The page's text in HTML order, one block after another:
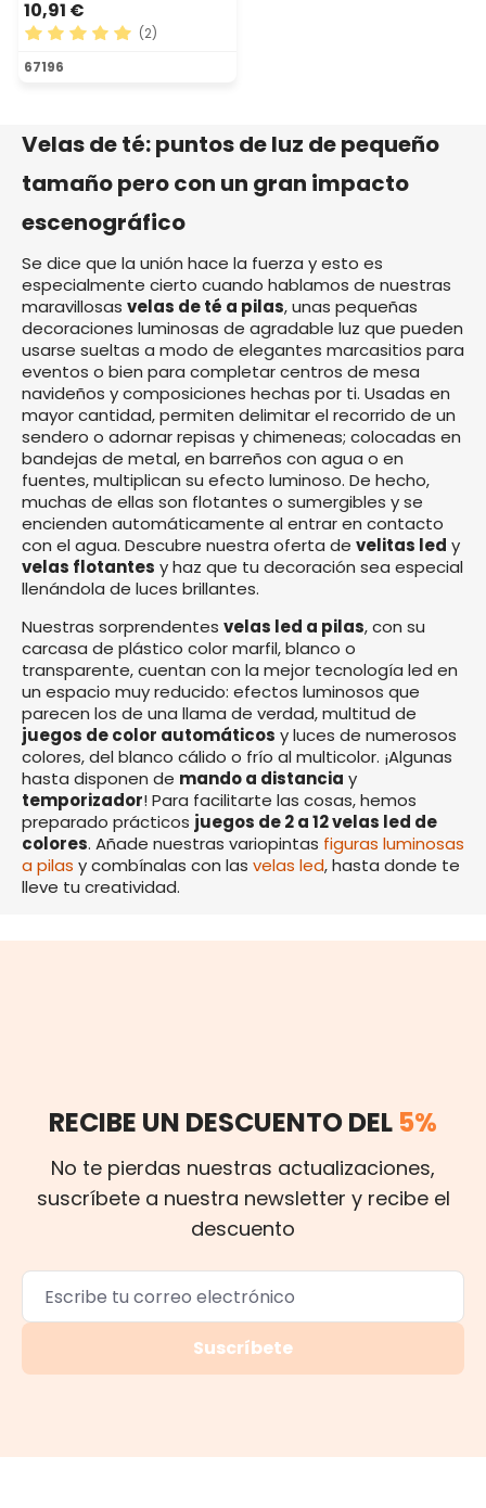
10,91 €
Calificación promedio de 5 de 5 estrellas
(2)
67196
Velas de té: puntos de luz de pequeño
tamaño pero con un gran impacto
escenográfico
Se dice que la unión hace la fuerza y esto es
especialmente cierto cuando hablamos de nuestras
maravillosas velas de té a pilas, unas pequeñas
decoraciones luminosas de agradable luz que pueden
usarse sueltas a modo de elegantes marcasitios para
eventos o bien para completar centros de mesa
navideños y composiciones hechas por ti. Usadas en
mayor cantidad, permiten delimitar el recorrido de un
sendero o adornar repisas y chimeneas; colocadas en
bandejas de metal, en barreños con agua o en
fuentes, multiplican su efecto luminoso. De hecho,
muchas de ellas son flotantes o sumergibles y se
encienden automáticamente al entrar en contacto
con el agua. Descubre nuestra oferta de velitas led y
velas flotantes y haz que tu decoración sea especial
llenándola de luces brillantes.
Nuestras sorprendentes velas led a pilas, con su
carcasa de plástico color marfil, blanco o
transparente, cuentan con la mejor tecnología led en
un espacio muy reducido: efectos luminosos que
parecen los de una llama de verdad, multitud de
juegos de color automáticos y luces de numerosos
colores, del blanco cálido o frío al multicolor. ¡Algunas
hasta disponen de mando a distancia y
temporizador! Para facilitarte las cosas, hemos
preparado prácticos juegos de 2 a 12 velas led de
colores. Añade nuestras variopintas figuras luminosas
a pilas y combínalas con las velas led, hasta donde te
lleve tu creatividad.
RECIBE UN DESCUENTO DEL 5%
No te pierdas nuestras actualizaciones,
suscríbete a nuestra newsletter y recibe el
descuento
Suscríbete